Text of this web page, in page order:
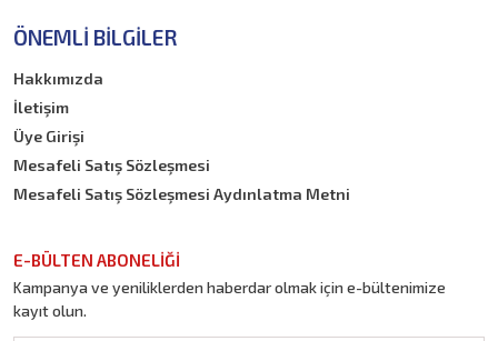
ÖNEMLI BILGILER
Hakkımızda
İletişim
Üye Girişi
Mesafeli Satış Sözleşmesi
Mesafeli Satış Sözleşmesi Aydınlatma Metni
E-BÜLTEN ABONELİĞİ
Kampanya ve yeniliklerden haberdar olmak için e-bültenimize
kayıt olun.